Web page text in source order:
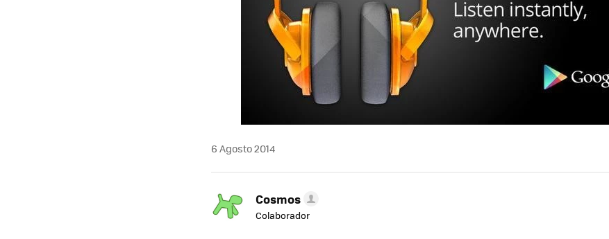
6 Agosto 2014
Cosmos
Colaborador